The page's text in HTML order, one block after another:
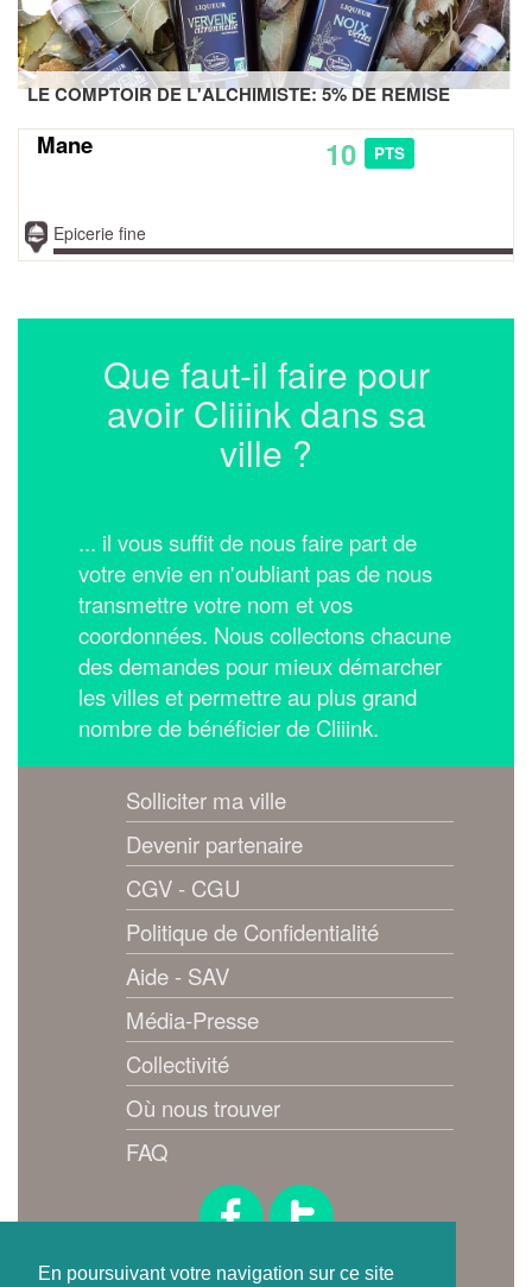
En poursuivant votre navigation sur ce site
LE COMPTOIR DE L'ALCHIMISTE: 5% DE REMISE
Mane 10 PTS
Epicerie fine
Que faut-il faire pour
avoir Cliiink dans sa
ville ?
... il vous suffit de nous faire part de
votre envie en n'oubliant pas de nous
transmettre votre nom et vos
coordonnées. Nous collectons chacune
des demandes pour mieux démarcher
les villes et permettre au plus grand
nombre de bénéficier de Cliiink.
Solliciter ma ville
Devenir partenaire
CGV - CGU
Politique de Confidentialité
Aide - SAV
Média-Presse
Collectivité
Où nous trouver
FAQ
Suivez-nous !